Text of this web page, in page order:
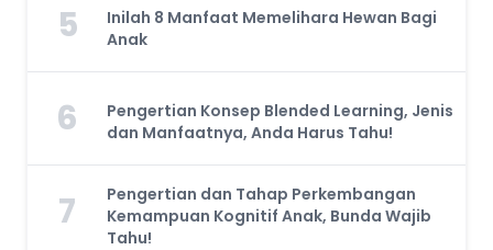
5
Inilah 8 Manfaat Memelihara Hewan Bagi
Anak
6
Pengertian Konsep Blended Learning, Jenis
dan Manfaatnya, Anda Harus Tahu!
7
Pengertian dan Tahap Perkembangan
Kemampuan Kognitif Anak, Bunda Wajib
Tahu!